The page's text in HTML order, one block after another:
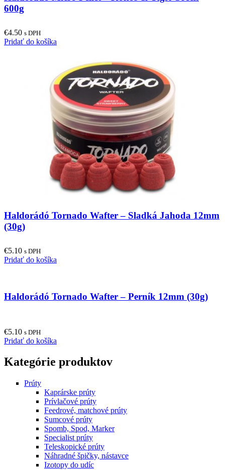
600g
€4.50 s DPH
Pridať do košíka
Haldorádó Tornado Wafter – Sladká Jahoda 12mm
(30g)
€5.10 s DPH
Pridať do košíka
Haldorádó Tornado Wafter – Perník 12mm (30g)
€5.10 s DPH
Pridať do košíka
Kategórie produktov
Prúty
Kaprárske prúty
Prívlačové prúty
Feedrové, matchové prúty
Sumcové prúty
Spomb, Spod, Marker
Specialist prúty
Teleskopické prúty
Náhradné špičky, nástavce
Izotopy do udíc